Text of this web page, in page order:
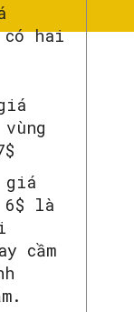
hai
giá
6$ là
cầm